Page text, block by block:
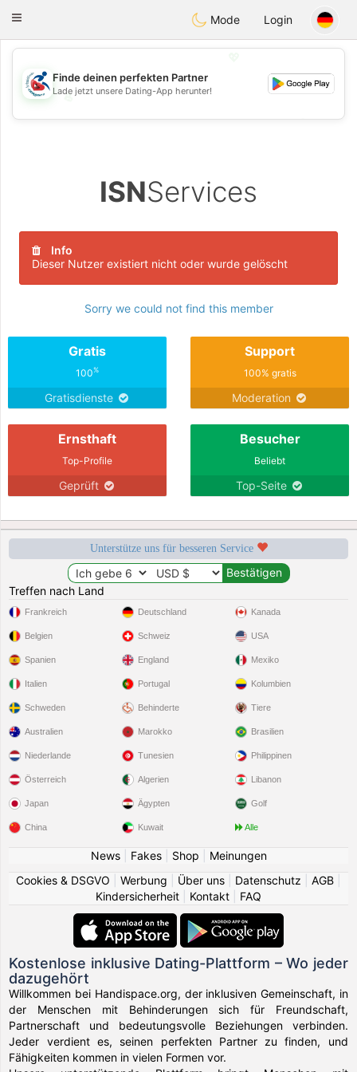
Handi Space
Toggle
Mode Login
💖
💕
Finde deinen perfekten Partner
Lade jetzt unsere Dating-App herunter!
ISNServices
Info
Dieser Nutzer existiert nicht oder wurde gelöscht
Sorry we could not find this member
Gratis
100%
Gratisdienste
Support
100% gratis
Moderation
Ernsthaft
Top-Profile
Geprüft
Besucher
Beliebt
Top-Seite
Unterstütze uns für besseren Service
Treffen nach Land
Frankreich
Belgien
Spanien
Italien
Schweden
Deutschland
Schweiz
England
Portugal
Behinderte
Kanada
USA
Mexiko
Kolumbien
Tiere
Australien
Niederlande
Österreich
Japan
China
Marokko
Tunesien
Algerien
Ägypten
Kuwait
Brasilien
Philippinen
Libanon
Golf
Alle
News| Fakes| Shop
Meinungen
Cookies & DSGVO
Werbung Über uns Datenschutz AGB
Kindersicherheit
Kontakt FAQ
Kostenlose inklusive Dating-Plattform – Wo jeder
dazugehört
Willkommen bei Handispace.org, der inklusiven Gemeinschaft, in
der Menschen mit Behinderungen sich für Freundschaft,
Partnerschaft und bedeutungsvolle Beziehungen verbinden.
Jeder verdient es, seinen perfekten Partner zu finden, und
Fähigkeiten kommen in vielen Formen vor.